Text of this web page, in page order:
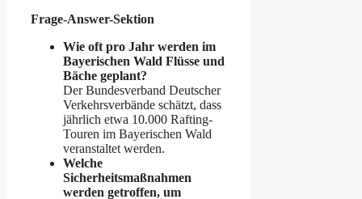
Frage-Answer-Sektion
Wie oft pro Jahr werden im
Bayerischen Wald Flüsse und
Bäche geplant?
Der Bundesverband Deutscher
Verkehrsverbände schätzt, dass
jährlich etwa 10.000 Rafting-
Touren im Bayerischen Wald
veranstaltet werden.
Welche
Sicherheitsmaßnahmen
werden getroffen, um